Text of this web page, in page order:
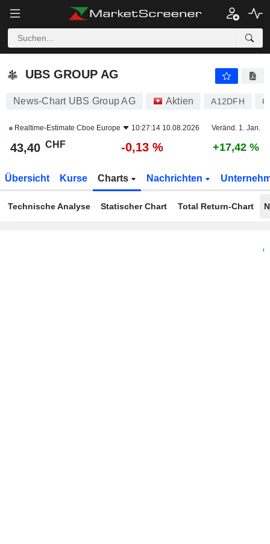
UBS GROUP AG
UBS GROUP AG
News-Chart UBS Group AG Aktien A12DFH
Realtime-Estimate Cboe Europe 10:27:14 10.08.2026 Veränd. 1. Jan.
43,40 CHF -0,13 % +17,42 %
Übersicht Kurse Charts Nachrichten
Technische Analyse Statischer Chart Total Return-Chart